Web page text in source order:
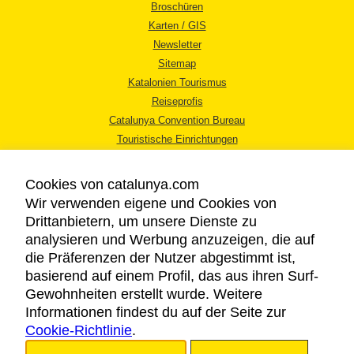
Broschüren
Karten / GIS
Newsletter
Sitemap
Katalonien Tourismus
Reiseprofis
Catalunya Convention Bureau
Touristische Einrichtungen
RECHTLICHER HINWEIS
DATENSCHUTZICHTLINIE
COOKIES
BARRIEREFREIHEIT
Cookies von catalunya.com
Wir verwenden eigene und Cookies von
Drittanbietern, um unsere Dienste zu
analysieren und Werbung anzuzeigen, die auf
die Präferenzen der Nutzer abgestimmt ist,
basierend auf einem Profil, das aus ihren Surf-
Gewohnheiten erstellt wurde. Weitere
Informationen findest du auf der Seite zur
Cookie-Richtlinie.